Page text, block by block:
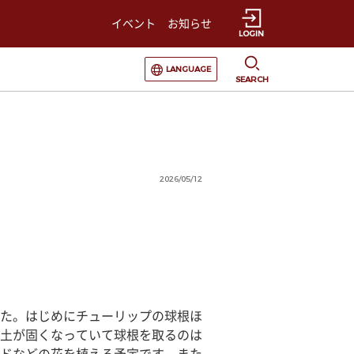
イベント お知らせ
LOGIN
選択すると言語の切替が発生します
LANGUAGE
SEARCH
2026/05/12
。はじめにチューリップの球根ほ
が固くなっていて球根を取るのは